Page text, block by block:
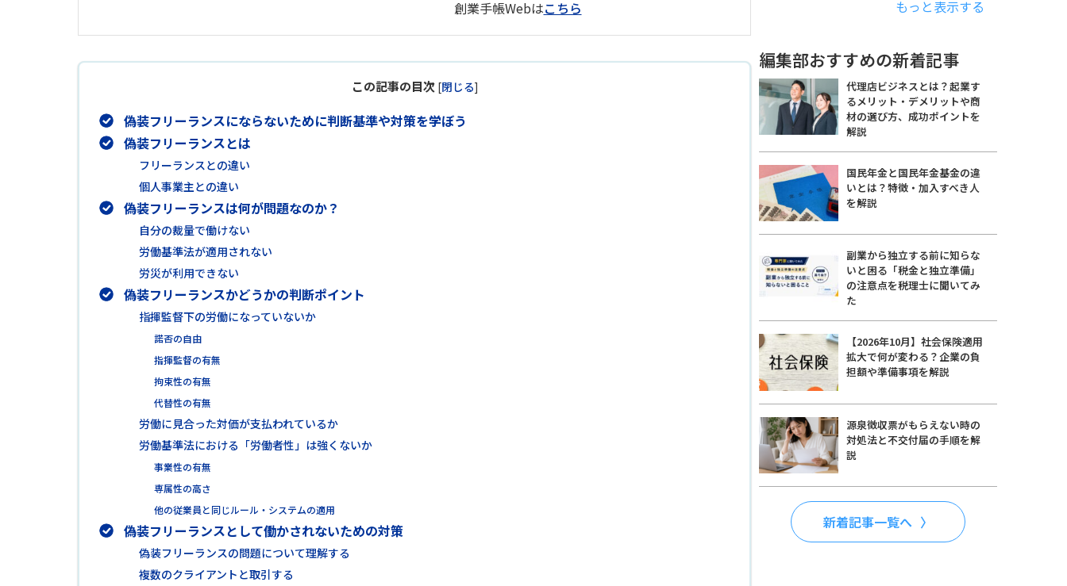
創業手帳Webはこちら
この記事の目次 [閉じる]
偽装フリーランスにならないために判断基準や対策を学ぼう
偽装フリーランスとは
フリーランスとの違い
個人事業主との違い
偽装フリーランスは何が問題なのか？
自分の裁量で働けない
労働基準法が適用されない
労災が利用できない
偽装フリーランスかどうかの判断ポイント
指揮監督下の労働になっていないか
諾否の自由
指揮監督の有無
拘束性の有無
代替性の有無
労働に見合った対価が支払われているか
労働基準法における「労働者性」は強くないか
事業性の有無
専属性の高さ
他の従業員と同じルール・システムの適用
偽装フリーランスとして働かされないための対策
偽装フリーランスの問題について理解する
複数のクライアントと取引する
もっと表示する
編集部おすすめの新着記事
代理店ビジネスとは？起業す
るメリット・デメリットや商
材の選び方、成功ポイントを
解説
国民年金と国民年金基金の違
いとは？特徴・加入すべき人
を解説
副業から独立する前に知らな
いと困る「税金と独立準備」
の注意点を税理士に聞いてみ
た
【2026年10月】社会保険適用
拡大で何が変わる？企業の負
担額や準備事項を解説
源泉徴収票がもらえない時の
対処法と不交付届の手順を解
説
新着記事一覧へ